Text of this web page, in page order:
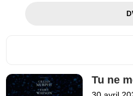
Tu ne